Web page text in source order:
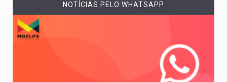
NOTÍCIAS PELO WHATSAPP